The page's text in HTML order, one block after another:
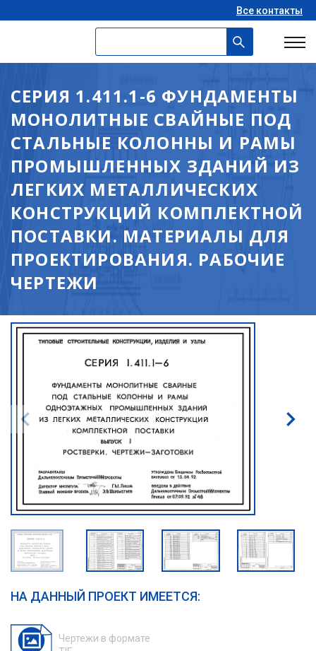
Все контакты
СЕРИЯ 1.411.1-6 ФУНДАМЕНТЫ
МОНОЛИТНЫЕ СВАЙНЫЕ ПОД
СТАЛЬНЫЕ КОЛОННЫ И РАМЫ
ПРОМЫШЛЕННЫХ ЗДАНИЙ ИЗ
ЛЕГКИХ МЕТАЛЛИЧЕСКИХ
КОНСТРУКЦИЙ КОМПЛЕКТНОЙ
ПОСТАВКИ. МАТЕРИАЛЫ ДЛЯ
ПРОЕКТИРОВАНИЯ. РАБОЧИЕ
ЧЕРТЕЖИ
НА ДАННЫЙ ПРОЕКТ ИМЕЕТСЯ:
Чертежи в формате